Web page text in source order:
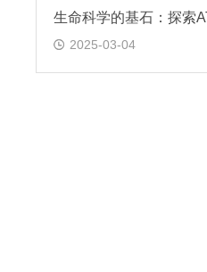
2025-03-04